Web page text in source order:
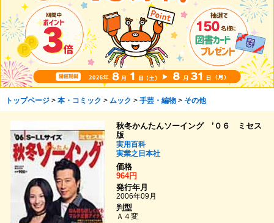
トップページ> 本・コミック > ムック > 手芸・編物> その他
秋冬かんたんソーイング ’０６ ミセス
版
実用百科
実業之日本社
価格
964円
発行年月
2006年09月
判型
Ａ４変